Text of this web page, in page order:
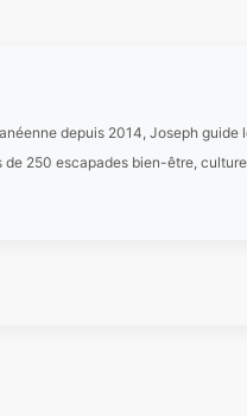
depuis 2014, Joseph
de 250 escapades bien-être,